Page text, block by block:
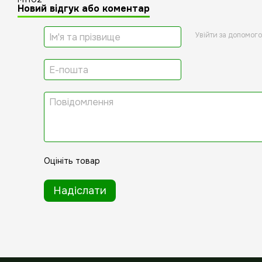
Новий відгук або коментар
Увійти за
Оцініть товар
Надіслати